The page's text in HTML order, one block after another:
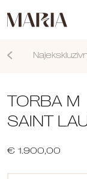
TORBA M
SAINT
€ 1.900,00